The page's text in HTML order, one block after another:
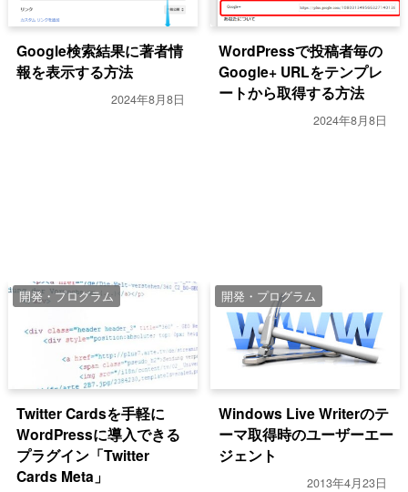
Google検索結果に著者情
報を表示する方法
2024年8月8日
WordPressで投稿者毎の
Google+ URLをテンプレ
ートから取得する方法
2024年8月8日
開発・プログラム
Twitter Cardsを手軽に
WordPressに導入できる
プラグイン「Twitter
Cards Meta」
開発・プログラム
Windows Live Writerのテ
ーマ取得時のユーザーエー
ジェント
2013年4月23日